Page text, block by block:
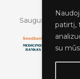
patirtį,
su
Saugus